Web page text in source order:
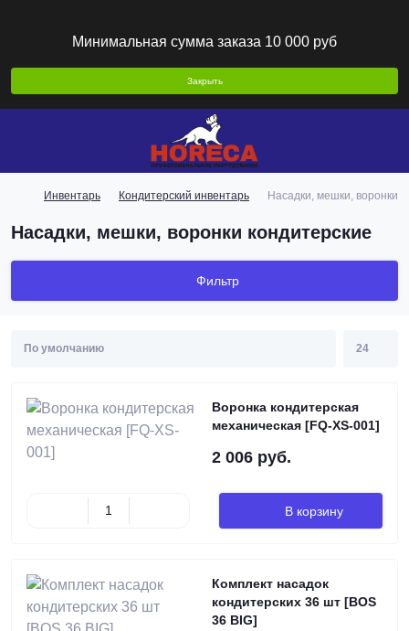
Минимальная сумма заказа 10 000 руб
Закрыть
Инвентарь Кондитерский инвентарь Насадки, мешки, воронки
Насадки, мешки, воронки кондитерские
Фильтр
Воронка кондитерская
механическая [FQ-XS-001]
2 006 руб.
В корзину
Комплект насадок
кондитерских 36 шт [BOS
36 BIG]